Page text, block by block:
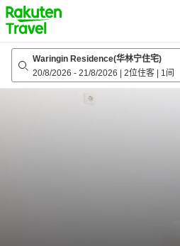
to
top
page
Waringin Residence(华林宁住宅)
20/8/2026 - 21/8/2026 2位住客 1间